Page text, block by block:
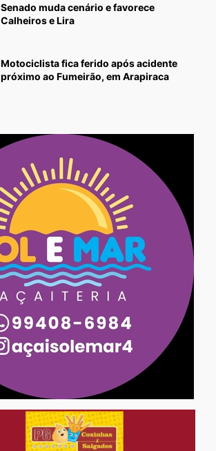
Senado muda cenário e favorece
Calheiros e Lira
Motociclista fica ferido após acidente
próximo ao Fumeirão, em Arapiraca